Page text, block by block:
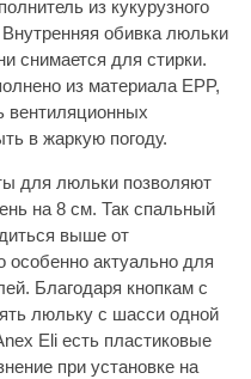
из кукурузного
обивка люльки
снимается для стирки.
из материала EPP,
вентиляционных
в жаркую погоду.
для люльки позволяют
на 8 см. Так спальный
выше от
особенно актуально для
Благодаря кнопкам с
люльку с шасси одной
Eli есть пластиковые
при установке на